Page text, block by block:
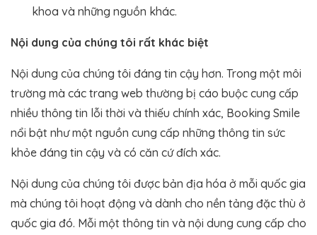
khoa và những nguồn khác.
Nội dung của chúng tôi rất khác biệt
Nội dung của chúng tôi đáng tin cậy hơn. Trong một môi
trường mà các trang web thường bị cáo buộc cung cấp
nhiều thông tin lỗi thời và thiếu chính xác, Booking Smile
nổi bật như một nguồn cung cấp những thông tin sức
khỏe đáng tin cậy và có căn cứ đích xác.
Nội dung của chúng tôi được bản địa hóa ở mỗi quốc gia
mà chúng tôi hoạt động và dành cho nền tảng đặc thù ở
quốc gia đó. Mỗi một thông tin và nội dung cung cấp cho